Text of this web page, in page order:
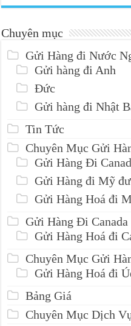
Chuyên mục
Gửi Hàng đi Nước
Gửi hàng đi Anh
Đức
Gửi hàng đi Nhật
Tin Tức
Chuyên Mục Gửi
Gửi Hàng Đi
Gửi Hàng đi Mỹ
Gửi Hàng Hoá đi
Gửi Hàng Đi Canada
Gửi Hàng Hoá đi
Chuyên Mục Gửi
Gửi Hàng Hoá đi
Bảng Giá
Chuyên Mục Dịch